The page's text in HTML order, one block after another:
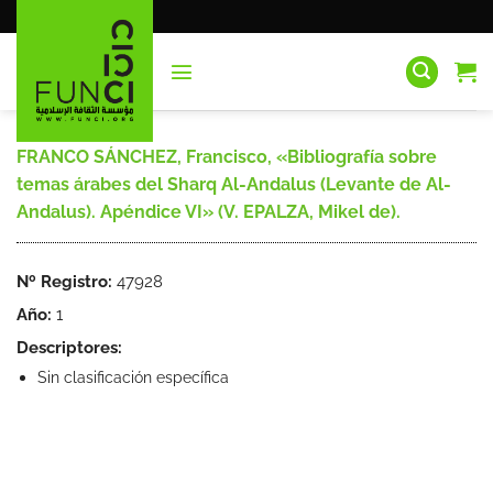
al
FRANCO SÁNCHEZ, Francisco, «Bibliografía sobre
temas árabes del Sharq Al-Andalus (Levante de Al-
Andalus). Apéndice VI» (V. EPALZA, Mikel de).
Nº Registro: 47928
Año: 1
Descriptores:
Sin clasificación específica